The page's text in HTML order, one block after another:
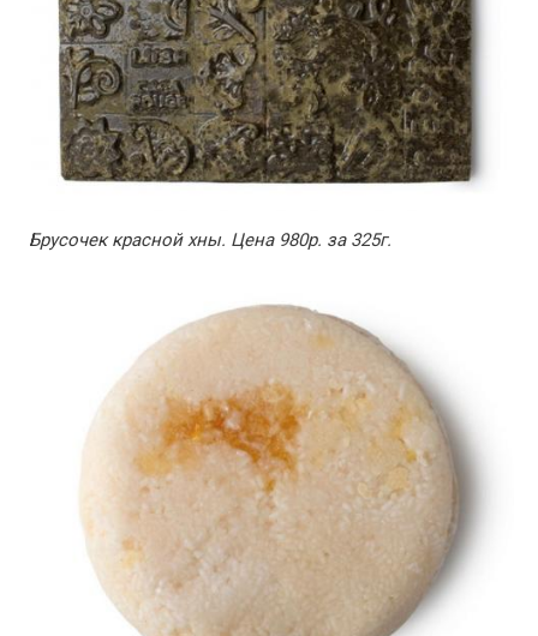
Брусочек красной хны. Цена 980р. за 325г.